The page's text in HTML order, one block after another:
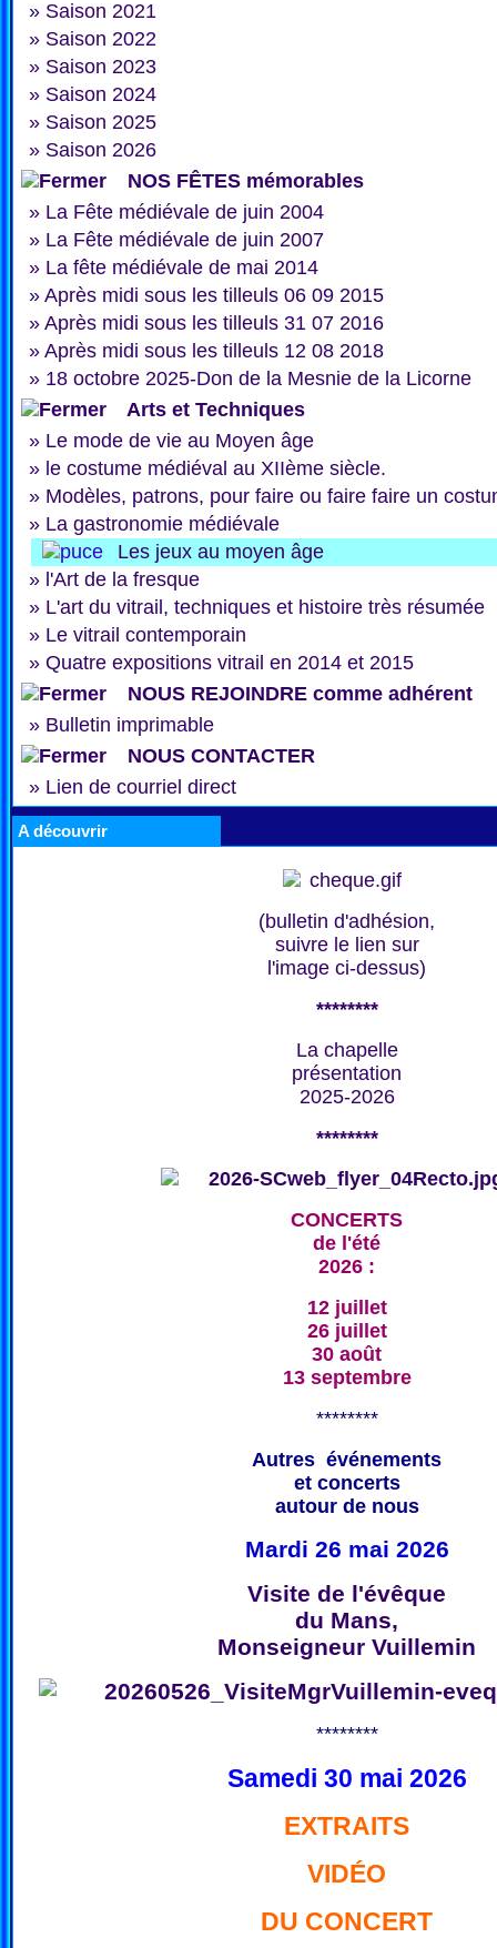
» Saison 2021
» Saison 2022
» Saison 2023
» Saison 2024
» Saison 2025
» Saison 2026
NOS FÊTES mémorables
» La Fête médiévale de juin 2004
» La Fête médiévale de juin 2007
» La fête médiévale de mai 2014
» Après midi sous les tilleuls 06 09 2015
» Après midi sous les tilleuls 31 07 2016
» Après midi sous les tilleuls 12 08 2018
» 18 octobre 2025-Don de la Mesnie de la Licorne
Arts et Techniques
» Le mode de vie au Moyen âge
» le costume médiéval au XIIème siècle.
» Modèles, patrons, pour faire ou faire faire un
» La gastronomie médiévale
Les jeux au moyen âge
» l'Art de la fresque
» L'art du vitrail, techniques et histoire très résumée
» Le vitrail contemporain
» Quatre expositions vitrail en 2014 et 2015
NOUS REJOINDRE comme adhérent
» Bulletin imprimable
NOUS CONTACTER
» Lien de courriel direct
A découvrir
(bulletin d'adhésion,
suivre le lien sur
l'image ci-dessus)
********
La chapelle
présentation
2025-2026
********
CONCERTS
de l'été
2026 :
12 juillet
26 juillet
30 août
13 septembre
********
Autres événements
et concerts
autour de nous
Mardi 26 mai 2026
Visite de l'évêque
du Mans,
Monseigneur Vuillemin
********
Samedi 30 mai 2026
EXTRAITS
VIDÉO
DU CONCERT